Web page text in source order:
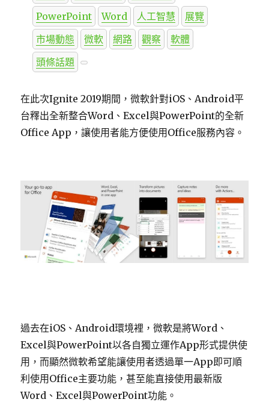
PowerPoint
Word 人工智慧
展覽
市場動態
微軟 網路 觀察
軟體
頭條話題
在此次Ignite 2019期間，微軟針對iOS、Android平
台釋出全新整合Word、Excel與PowerPoint的全新
Office App，讓使用者能方便使用Office服務內容。
過去在iOS、Android環境裡，微軟是將Word、
Excel與PowerPoint以各自獨立運作App形式提供使
用，而顯然微軟希望能讓使用者透過單一App即可順
利使用Office主要功能，甚至能直接使用最新版
Word、Excel與PowerPoint功能。